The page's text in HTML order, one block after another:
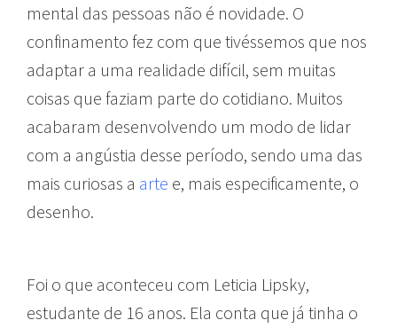
mental das pessoas não é novidade. O
confinamento fez com que tivéssemos que nos
adaptar a uma realidade difícil, sem muitas
coisas que faziam parte do cotidiano. Muitos
acabaram desenvolvendo um modo de lidar
com a angústia desse período, sendo uma das
mais curiosas a arte e, mais especificamente, o
desenho.
Foi o que aconteceu com Leticia Lipsky,
estudante de 16 anos. Ela conta que já tinha o